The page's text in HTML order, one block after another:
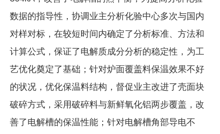
数据的指导性，协调业主分析化验中心多次与国内
对样对标，在较短时间内确定了分析标准、方法和
计算公式，保证了电解质成分分析的稳定性，为工
艺优化奠定了基础；针对炉面覆盖料保温效果不好
的状况，优化保温料结构，督促业主改进了壳面块
破碎方式，采用破碎料与新鲜氧化铝两步覆盖，改
善了电解槽的保温性能；针对电解槽角部导电不